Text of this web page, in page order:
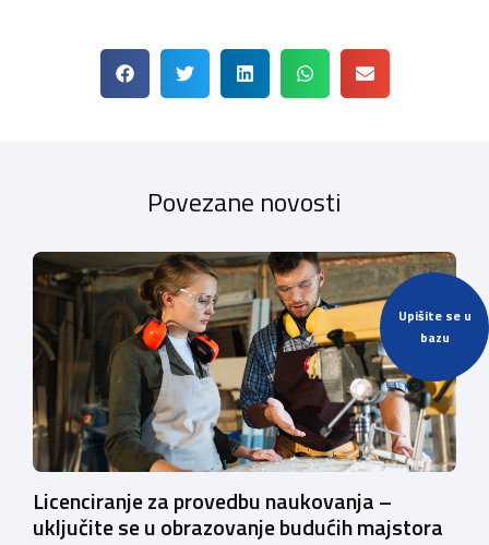
Upišite se u
bazu
Povezane novosti
Licenciranje za provedbu naukovanja –
uključite se u obrazovanje budućih majstora